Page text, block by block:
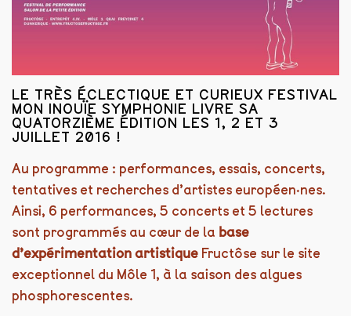
LE TRÈS ÉCLECTIQUE ET CURIEUX FESTIVAL
MON INOUÏE SYMPHONIE LIVRE SA
QUATORZIÈME ÉDITION LES 1, 2 ET 3
JUILLET 2016 !
Au programme : performances, essais, concerts,
tentatives et recherches d’artistes européen·nes.
Ainsi, 6 performances, 5 concerts et 5 lectures
sont programmés au cœur de la base
d’expérimentation artistique Fructôse sur le site
exceptionnel du Môle 1, à la saison des algues
phosphorescentes.